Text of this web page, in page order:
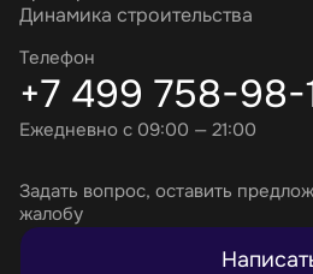
Динамика строительства
Телефон
+7 499 758-98-
Ежедневно с 09:00 — 21:00
Задать вопрос, оставить
жалобу